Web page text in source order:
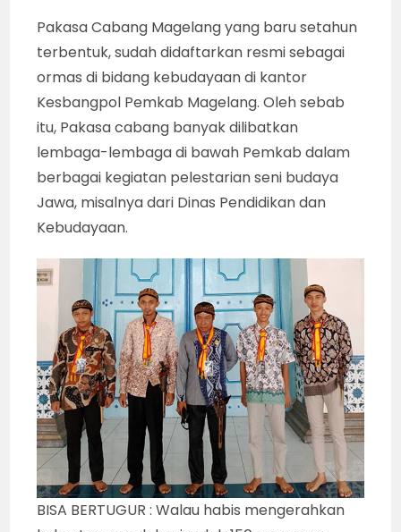
Pakasa Cabang Magelang yang baru setahun
terbentuk, sudah didaftarkan resmi sebagai
ormas di bidang kebudayaan di kantor
Kesbangpol Pemkab Magelang. Oleh sebab
itu, Pakasa cabang banyak dilibatkan
lembaga-lembaga di bawah Pemkab dalam
berbagai kegiatan pelestarian seni budaya
Jawa, misalnya dari Dinas Pendidikan dan
Kebudayaan.
BISA BERTUGUR : Walau habis mengerahkan